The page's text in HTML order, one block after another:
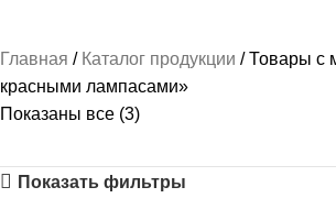
Главная Каталог продукции
Товары с
красными лампасами»
Показаны все (3)
Показать фильтры